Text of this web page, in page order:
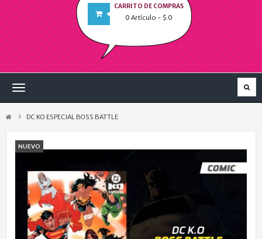
CARRITO DE COMPRAS
0 Artículo - $ 0
Navegación
DC KO ESPECIAL BOSS BATTLE
NUEVO